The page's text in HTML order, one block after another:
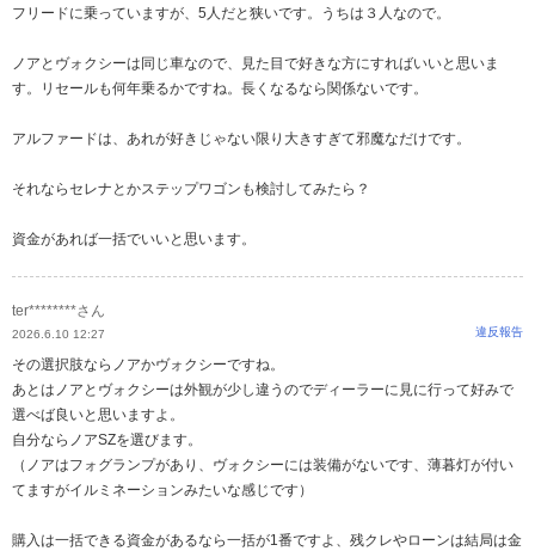
フリードに乗っていますが、5人だと狭いです。うちは３人なので。
ノアとヴォクシーは同じ車なので、見た目で好きな方にすればいいと思いま
す。リセールも何年乗るかですね。長くなるなら関係ないです。
アルファードは、あれが好きじゃない限り大きすぎて邪魔なだけです。
それならセレナとかステップワゴンも検討してみたら？
資金があれば一括でいいと思います。
ter********さん
2026.6.10 12:27 違反報告
その選択肢ならノアかヴォクシーですね。
あとはノアとヴォクシーは外観が少し違うのでディーラーに見に行って好みで
選べば良いと思いますよ。
自分ならノアSZを選びます。
（ノアはフォグランプがあり、ヴォクシーには装備がないです、薄暮灯が付い
てますがイルミネーションみたいな感じです）
購入は一括できる資金があるなら一括が1番ですよ、残クレやローンは結局は金